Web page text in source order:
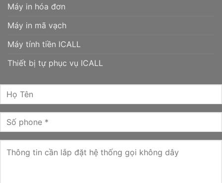
Máy in hóa đơn
Máy in mã vạch
Máy tính tiền ICALL
Thiết bị tự phục vụ ICALL